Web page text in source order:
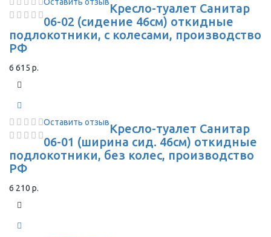
Кресло-туалет Санитар
06-02 (сидение 46см) откидные
подлокотники, с колесами, производство
РФ
6 615 р.
Оставить отзывКресло-туалет Санитар
06-01 (ширина сид. 46см) откидные
подлокотники, без колес, производство
РФ
6 210 р.